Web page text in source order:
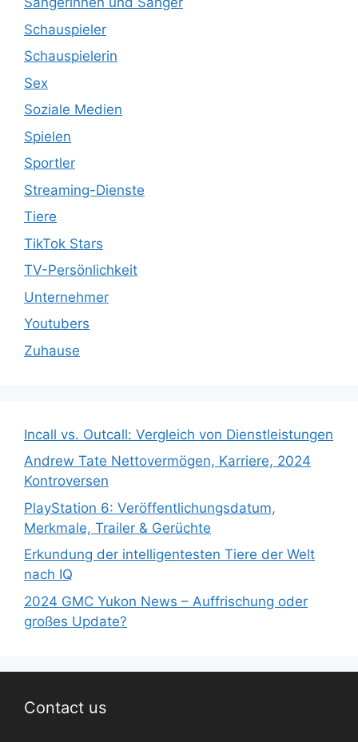
Schauspieler
Schauspielerin
Sex
Soziale Medien
Spielen
Sportler
Streaming-Dienste
Tiere
TikTok Stars
TV-Persönlichkeit
Unternehmer
Youtubers
Zuhause
Incall vs. Outcall: Vergleich von Dienstleistungen
Andrew Tate Nettovermögen, Karriere, 2024
Kontroversen
PlayStation 6: Veröffentlichungsdatum,
Merkmale, Trailer & Gerüchte
Erkundung der intelligentesten Tiere der Welt
nach IQ
2024 GMC Yukon News – Auffrischung oder
großes Update?
Contact us